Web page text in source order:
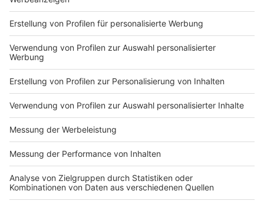
Markiere sie hierfür mit einem
Impressum
Nutzungsbedingungen
Jobs
Kontakt
Studio-Hotline
Newsletter